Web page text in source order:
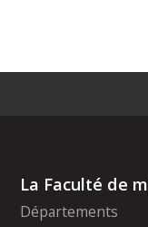
La Faculté de
Départements